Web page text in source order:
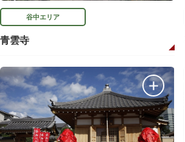
谷中エリア
青雲寺